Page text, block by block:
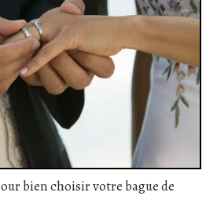
bien choisir votre bague de